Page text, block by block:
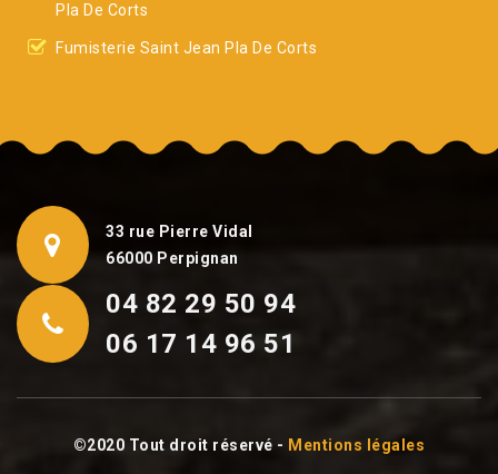
Pla De Corts
Fumisterie Saint Jean Pla De Corts
33 rue Pierre Vidal
66000 Perpignan
04 82 29 50 94
06 17 14 96 51
©2020 Tout droit réservé - Mentions légales